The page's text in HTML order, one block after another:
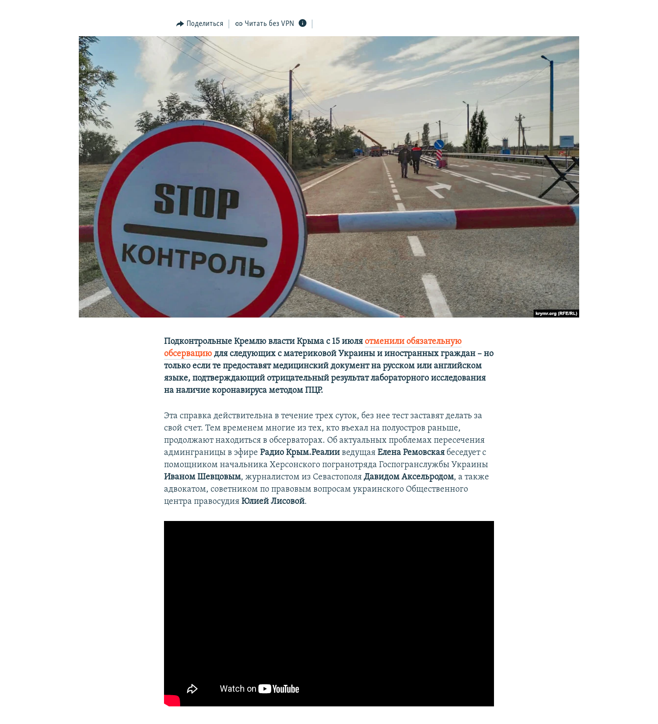
УКРАИНСКАЯ ПРОБЛЕМА КРЫМА
Поделиться Читать без VPN
Подконтрольные Кремлю власти Крыма с 15 июляотменили обязательную
обсервацию для следующих с материковой Украины и иностранных граждан – но
только если те предоставят медицинский документ на русском или английском
языке, подтверждающий отрицательный результат лабораторного исследования
на наличие коронавируса методом ПЦР.
Эта справка действительна в течение трех суток, без нее тест заставят делать за
свой счет. Тем временем многие из тех, кто въехал на полуостров раньше,
продолжают находиться в обсерваторах. Об актуальных проблемах пересечения
админграницы в эфиреРадио Крым.Реалии ведущаяЕлена Ремовская беседует с
помощником начальника Херсонского погранотряда Госпогранслужбы Украины
Иваном Шевцовым, журналистом из СевастополяДавидом Аксельродом, а также
адвокатом, советником по правовым вопросам украинского Общественного
центра правосудияЮлией Лисовой.